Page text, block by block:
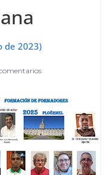
de 2023)